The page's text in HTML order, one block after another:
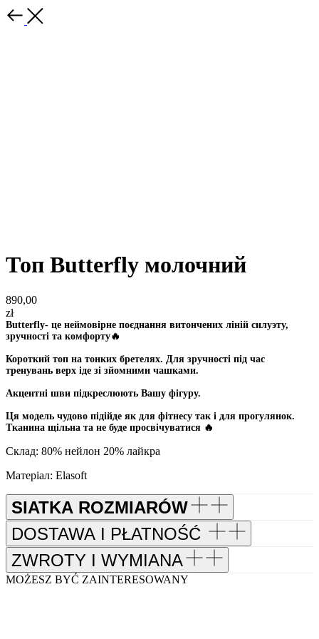
Топ Butterfly молочний
890,00
zł
Butterfly- це неймовірне поєднання витончених ліній силуэту,
зручності та комфорту🔥
Короткий топ на тонких бретелях. Для зручності під час
тренувань верх іде зі зйомними чашками.
Акцентні шви підкреслюють Вашу фігуру.
Ця модель чудово підійде як для фітнесу так і для прогулянок.
Тканина щільна та не буде просвічуватися 🔥
Склад: 80% нейлон 20% лайкра
Матеріал: Elasoft
SIATKA ROZMIARÓW
DOSTAWA I PŁATNOŚĆ
ZWROTY I WYMIANA
MOŻESZ BYĆ ZAINTERESOWANY